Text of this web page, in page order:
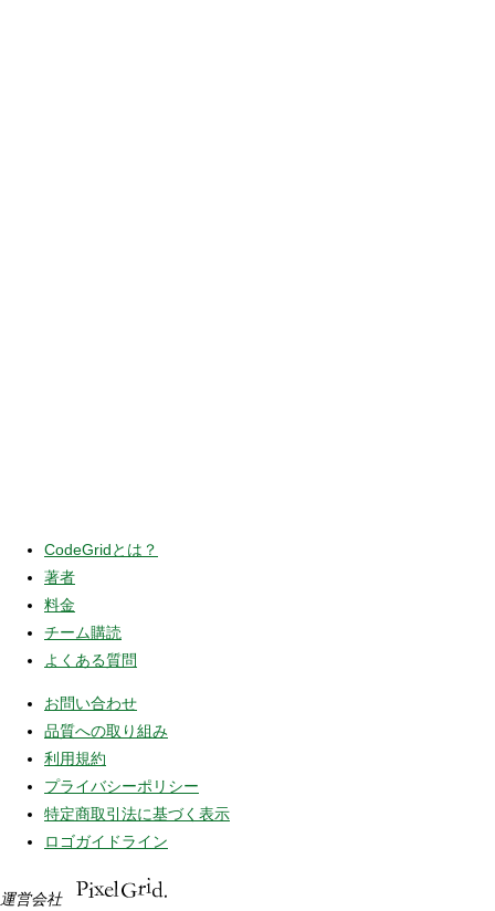
CodeGridとは？
著者
料金
チーム購読
よくある質問
お問い合わせ
品質への取り組み
利用規約
プライバシーポリシー
特定商取引法に基づく表示
ロゴガイドライン
運営会社